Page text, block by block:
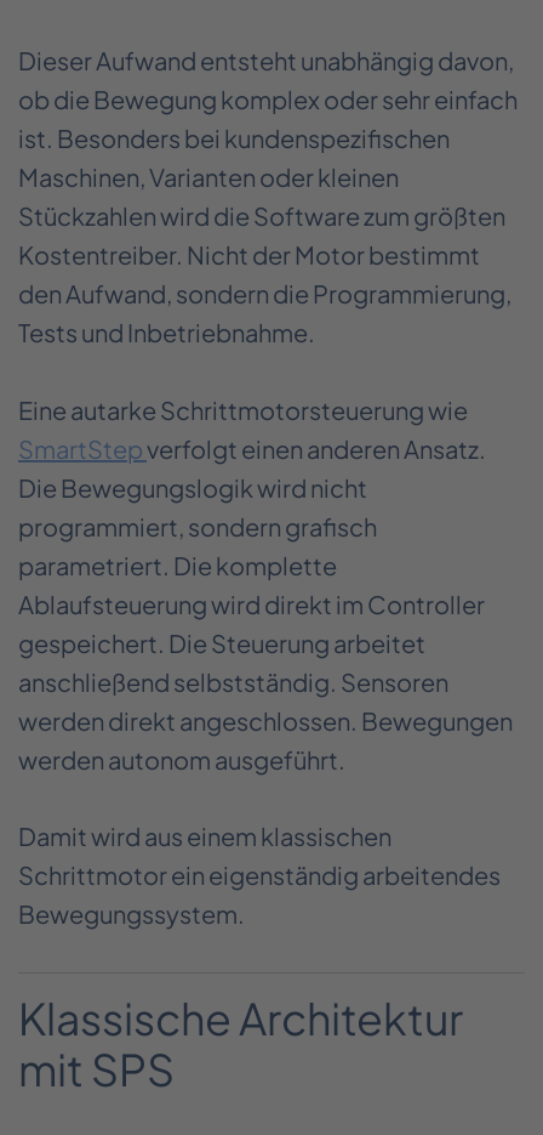
Dieser Aufwand entsteht unabhängig davon,
ob die Bewegung komplex oder sehr einfach
ist. Besonders bei kundenspezifischen
Maschinen, Varianten oder kleinen
Stückzahlen wird die Software zum größten
Kostentreiber. Nicht der Motor bestimmt
den Aufwand, sondern die Programmierung,
Tests und Inbetriebnahme.
Eine autarke Schrittmotorsteuerung wie
SmartStepverfolgt einen anderen Ansatz.
Die Bewegungslogik wird nicht
programmiert, sondern grafisch
parametriert. Die komplette
Ablaufsteuerung wird direkt im Controller
gespeichert. Die Steuerung arbeitet
anschließend selbstständig. Sensoren
werden direkt angeschlossen. Bewegungen
werden autonom ausgeführt.
Damit wird aus einem klassischen
Schrittmotor ein eigenständig arbeitendes
Bewegungssystem.
Klassische Architektur
mit SPS